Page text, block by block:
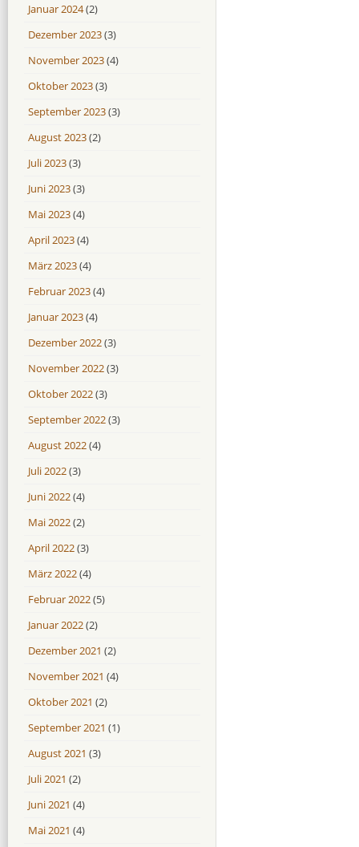
Januar 2024(2)
Dezember 2023(3)
November 2023(4)
Oktober 2023(3)
September 2023(3)
August 2023(2)
Juli 2023(3)
Juni 2023(3)
Mai 2023(4)
April 2023(4)
März 2023(4)
Februar 2023(4)
Januar 2023(4)
Dezember 2022(3)
November 2022(3)
Oktober 2022(3)
September 2022(3)
August 2022(4)
Juli 2022(3)
Juni 2022(4)
Mai 2022(2)
April 2022(3)
März 2022(4)
Februar 2022(5)
Januar 2022(2)
Dezember 2021 (2)
November 2021 (4)
Oktober 2021 (2)
September 2021 (1)
August 2021 (3)
Juli 2021 (2)
Juni 2021 (4)
Mai 2021 (4)